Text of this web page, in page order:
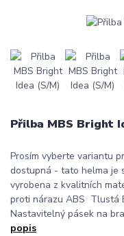
Přilba MBS Bright
Prosím vyberte variantu
dostupná - tato helma je
vyrobena z kvalitních
proti nárazu ABS Tlustá
Nastavitelný pásek na
popis